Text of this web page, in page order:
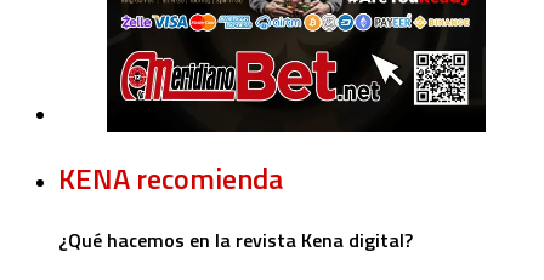
KENA recomienda
¿Qué hacemos en la revista Kena digital?